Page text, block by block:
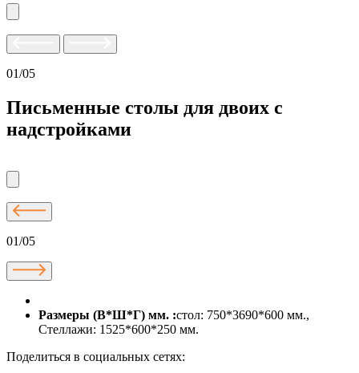
01/05
Письменные столы для двоих с
надстройками
01/05
Размеры (В*Ш*Г) мм. :стол: 750*3690*600 мм.,
Стеллажи: 1525*600*250 мм.
Поделиться в социальных сетях: